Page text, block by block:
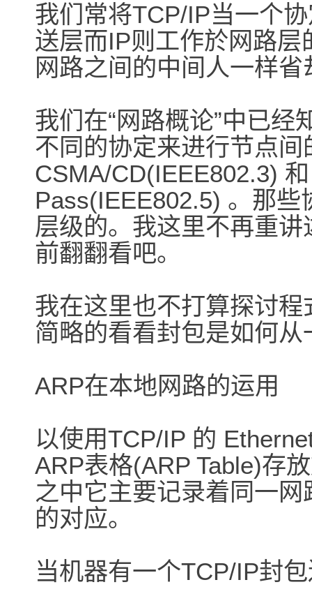
我们常将TCP/IP当一个
送层而IP则工作於网路
网路之间的中间人一样
我们在“网路概论”中已
不同的协定来进行节点
CSMA/CD(IEEE802.3)
Pass(IEEE802.5) 。那
层级的。我这里不再重
前翻翻看吧。
我在这里也不打算探讨
简略的看看封包是如何
ARP在本地网路的运用
以使用TCP/IP 的
ARP表格(ARP Table)存
之中它主要记录着同一
的对应。
当机器有一个TCP/IP封